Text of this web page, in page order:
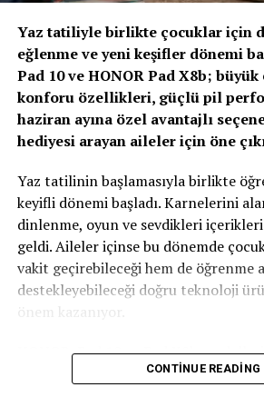
Zirvenin dijitalleşme ve veri odaklı
başlıklı oturumlarında, yapay zeka
sigortacılıkta karar alma
AXA Türkiye Satış, Kurumsal
Başkanı Sanem Çıngay Buçukoğlu:
daha anlamlı müşteri deneyimlerine
olacak. Yapay zeka bize güçlü araçlar
müşteri güvenini inşa eden temel
tutarlılık ve uzun vadeli ilişki
Teknolojinin sağladığı hız ve
Güvencesi” yaklaşımımızı da
Sigortacılığın tarihsel olarak her
Yaz tatiliyle birlikte çocuklar için
eğlenme ve yeni keşifler dönemi
Pad 10 ve HONOR Pad X8b;
konforu özellikleri, güçlü pil
haziran ayına özel avantajlı
hediyesi arayan aileler için öne
Yaz tatilinin başlamasıyla birlikte
keyifli dönemi başladı. Karnelerini
dinlenme, oyun ve sevdikleri
geldi. Aileler içinse bu dönemde
vakit geçirebileceği hem de öğrenme
destekleyebileceği doğru teknoloji
önem kazanıyor.
HONOR, Pad 10 ve Pad X8b
arayan ailelere özel kampanyalarla
CONTINUE READING